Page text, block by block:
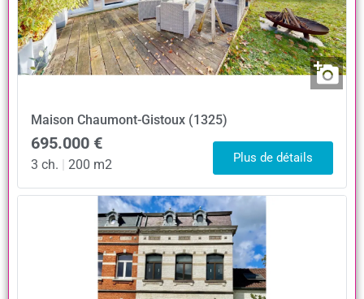
Maison Chaumont-Gistoux (1325)
695.000 €
3 ch. | 200 m2 Plus de détails